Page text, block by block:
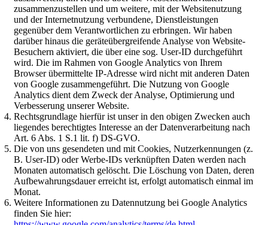
zusammenzustellen und um weitere, mit der Websitenutzung
und der Internetnutzung verbundene, Dienstleistungen
gegenüber dem Verantwortlichen zu erbringen. Wir haben
darüber hinaus die geräteübergreifende Analyse von Website-
Besuchern aktiviert, die über eine sog. User-ID durchgeführt
wird. Die im Rahmen von Google Analytics von Ihrem
Browser übermittelte IP-Adresse wird nicht mit anderen Daten
von Google zusammengeführt. Die Nutzung von Google
Analytics dient dem Zweck der Analyse, Optimierung und
Verbesserung unserer Website.
Rechtsgrundlage hierfür ist unser in den obigen Zwecken auch
liegendes berechtigtes Interesse an der Datenverarbeitung nach
Art. 6 Abs. 1 S.1 lit. f) DS-GVO.
Die von uns gesendeten und mit Cookies, Nutzerkennungen (z.
B. User-ID) oder Werbe-IDs verknüpften Daten werden nach
Monaten automatisch gelöscht. Die Löschung von Daten, deren
Aufbewahrungsdauer erreicht ist, erfolgt automatisch einmal im
Monat.
Weitere Informationen zu Datennutzung bei Google Analytics
finden Sie hier: